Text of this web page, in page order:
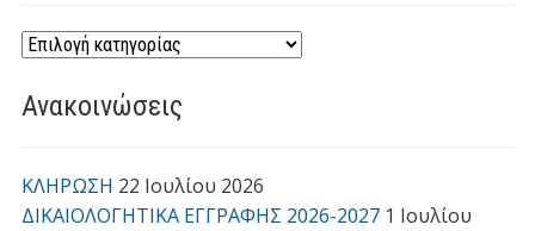
Ανακοινώσεις
ΚΛΗΡΩΣΗ 22 Ιουλίου 2026
ΔΙΚΑΙΟΛΟΓΗΤΙΚΑ ΕΓΓΡΑΦΗΣ 2026-2027 1 Ιουλίου